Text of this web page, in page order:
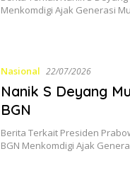
Menkomdigi Ajak Generasi
Nasional 22/07/2026
Nanik S Deyang
BGN
Berita Terkait Presiden
BGN Menkomdigi Ajak